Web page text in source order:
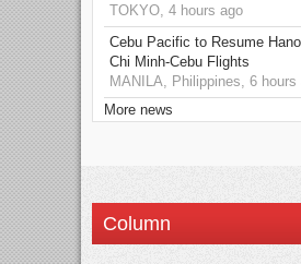
TOKYO, 4 hours ago
Cebu Pacific to Resume
Chi Minh-Cebu Flights
MANILA, Philippines, 6 hours
More news
Column